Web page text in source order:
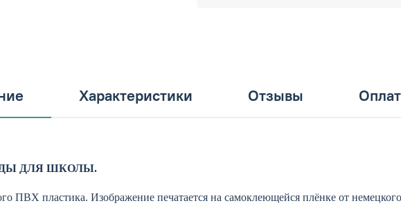
Характеристики Отзывы
ДЛЯ ШКОЛЫ.
ПВХ пластика. Изображение печатается на самоклеющейся плёнке от